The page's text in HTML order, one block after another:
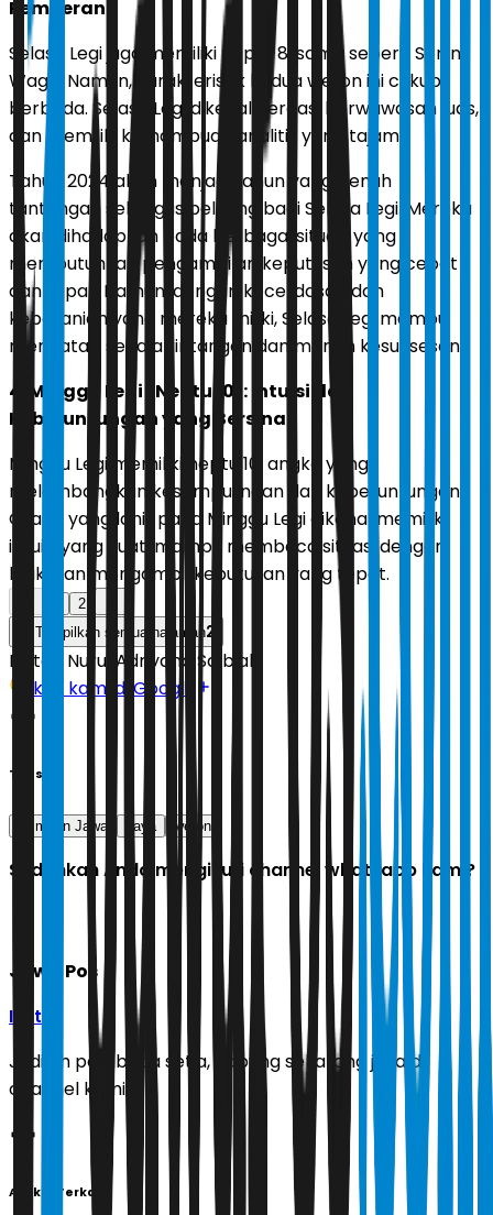
Pemberani
Selasa Legi juga memiliki neptu 8, sama seperti Senin
Wage. Namun, karakteristik kedua weton ini cukup
berbeda. Selasa Legi dikenal cerdas, berwawasan luas,
dan memiliki kemampuan analitis yang tajam.
Tahun 2024 akan menjadi tahun yang penuh
tantangan sekaligus peluang bagi Selasa Legi. Mereka
akan dihadapkan pada berbagai situasi yang
membutuhkan pengambilan keputusan yang cepat
dan tepat. Namun, dengan kecerdasan dan
keberanian yang mereka miliki, Selasa Legi mampu
mengatasi segala rintangan dan meraih kesuksesan.
4. Minggu Legi (Neptu 10): Intuisi dan
Keberuntungan yang Bersinar
Minggu Legi memiliki neptu 10, angka yang
melambangkan kesempurnaan dan keberuntungan.
Orang yang lahir pada Minggu Legi dikenal memiliki
intuisi yang kuat, mampu membaca situasi dengan
baik, dan mengambil keputusan yang tepat.
2
Tampilkan semua halaman2
Editor: Nurul Adriyana Salbiah
Ikuti kami di Google
Tags
Primbon Jawa kaya weton
Sudahkah Anda mengikuti channel whatsapp kami?
Jawa Pos
Ikuti
Jadilah pembaca setia, gabung sekarang juga di
channel kami!
Artikel Terkait